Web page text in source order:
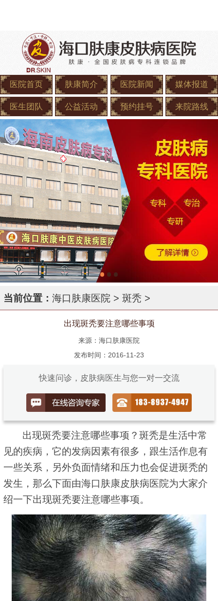
医院首页 肤康简介 医院新闻 媒体报道
医生团队 公益活动 预约挂号 来院路线
当前位置： 海口肤康医院 > 斑秃 >
出现斑秃要注意哪些事项
来源：海口肤康医院
发布时间：2016-11-23
快速问诊，皮肤病医生与您一对一交流
出现斑秃要注意哪些事项？斑秃是生活中常
见的疾病，它的发病因素有很多，跟生活作息有
一些关系，另外负面情绪和压力也会促进斑秃的
发生，那么下面由海口肤康皮肤病医院为大家介
绍一下出现斑秃要注意哪些事项。